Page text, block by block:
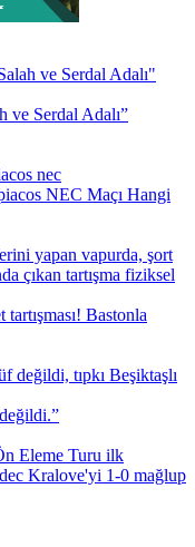
ve Serdal Adalı”
NEC Maçı Hangi
Bastonla